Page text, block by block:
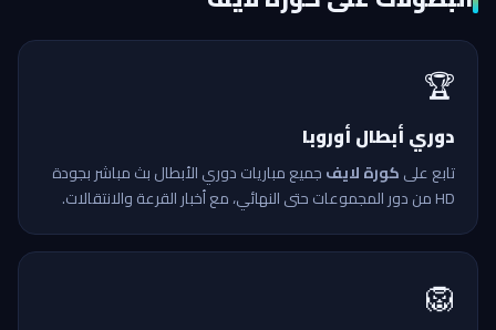
🏆
دوري أبطال أوروبا
تابع علىكورة لايفجميع مباريات دوري الأبطال بث مباشر بجودة
HD من دور المجموعات حتى النهائي، مع أخبار القرعة والانتقالات.
🦁